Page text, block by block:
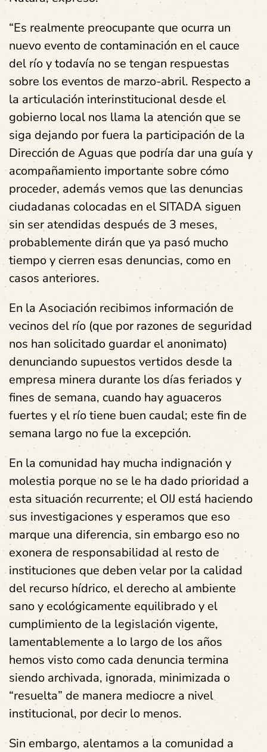
“Es realmente preocupante que ocurra un
nuevo evento de contaminación en el cauce
del río y todavía no se tengan respuestas
sobre los eventos de marzo-abril. Respecto a
la articulación interinstitucional desde el
gobierno local nos llama la atención que se
siga dejando por fuera la participación de la
Dirección de Aguas que podría dar una guía y
acompañamiento importante sobre cómo
proceder, además vemos que las denuncias
ciudadanas colocadas en el SITADA siguen
sin ser atendidas después de 3 meses,
probablemente dirán que ya pasó mucho
tiempo y cierren esas denuncias, como en
casos anteriores.
En la Asociación recibimos información de
vecinos del río (que por razones de seguridad
nos han solicitado guardar el anonimato)
denunciando supuestos vertidos desde la
empresa minera durante los días feriados y
fines de semana, cuando hay aguaceros
fuertes y el río tiene buen caudal; este fin de
semana largo no fue la excepción.
En la comunidad hay mucha indignación y
molestia porque no se le ha dado prioridad a
esta situación recurrente; el OIJ está haciendo
sus investigaciones y esperamos que eso
marque una diferencia, sin embargo eso no
exonera de responsabilidad al resto de
instituciones que deben velar por la calidad
del recurso hídrico, el derecho al ambiente
sano y ecológicamente equilibrado y el
cumplimiento de la legislación vigente,
lamentablemente a lo largo de los años
hemos visto como cada denuncia termina
siendo archivada, ignorada, minimizada o
“resuelta” de manera mediocre a nivel
institucional, por decir lo menos.
Sin embargo, alentamos a la comunidad a